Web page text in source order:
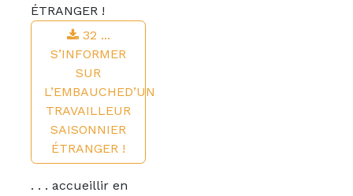
ÉTRANGER !
32 ...
S’INFORMER
SUR
L’EMBAUCHED’UN
TRAVAILLEUR
SAISONNIER
ÉTRANGER !
. . . accueillir en